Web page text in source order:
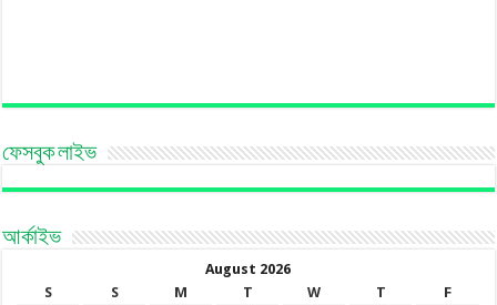
ফেসবুক লাইভ
আর্কাইভ
August 2026
S
S M T W T
F